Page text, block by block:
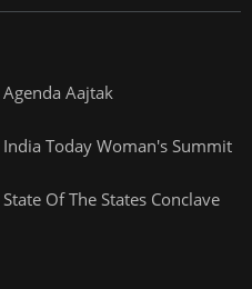
Agenda Aajtak
India Today Woman's Summit
State Of The States Conclave